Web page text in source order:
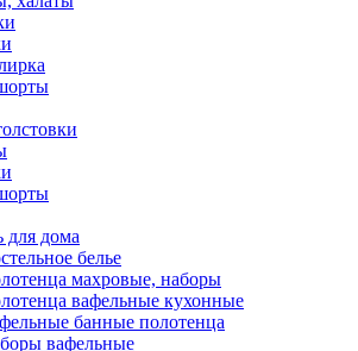
для дома
белье
махровые, наборы
вафельные кухонные
банные полотенца
вафельные